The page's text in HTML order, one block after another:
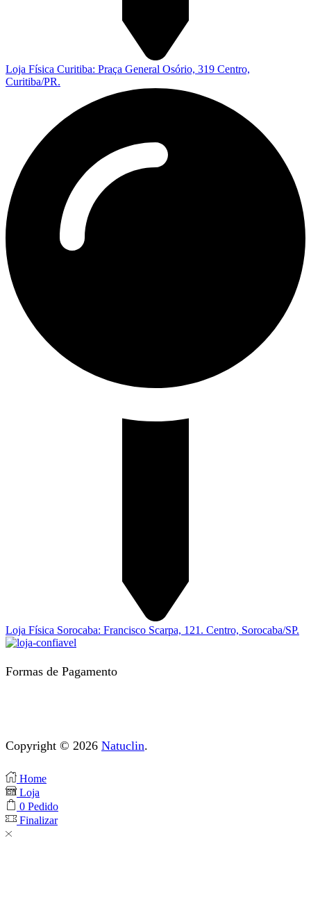
Loja Física Curitiba: Praça General Osório, 319 Centro,
Curitiba/PR.
Loja Física Sorocaba: Francisco Scarpa, 121. Centro, Sorocaba/SP.
Formas de Pagamento
Copyright © 2026 Natuclin.
Home
Loja
0 Pedido
Finalizar